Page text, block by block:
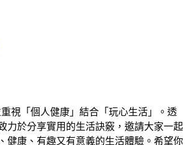
視「個人健康」結合「玩心生活」。透
力於分享實用的生活訣竅，邀請大家一起
健康、有趣又有意義的生活體驗。希望你